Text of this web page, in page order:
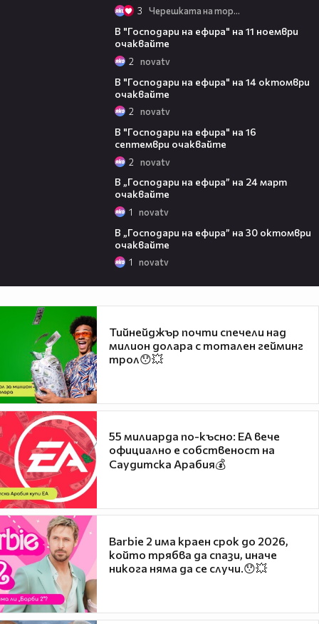
3 Черешката на тортата
В "Господари на ефира" на 11 ноември
очаквайте
2 novatv
В "Господари на ефира" на 14 октомври
очаквайте
2 novatv
В "Господари на ефира" на 16
септември очаквайте
2 novatv
В „Господари на ефира” на 24 март
очаквайте
1 novatv
В „Господари на ефира” на 30 октомври
очаквайте
1 novatv
Тийнейджър почти спечели над
милион долара с тотален гейминг
трол😯💥
55 милиарда по-късно: EA вече
официално е собственост на
Саудитска Арабия💰
Barbie 2 има краен срок до 2026,
който трябва да спази, иначе
никога няма да се случи.😯💥